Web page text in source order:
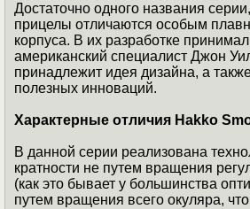
Достаточно одного названия
прицелы отличаются особым
корпуса. В их разработке
американский специалист Джон
принадлежит идея дизайна, а
полезных инноваций.
Характерные отличия Hakko
В данной серии реализована
кратности не путем вращения
(как это бывает у большинства
путем вращения всего окуляра,